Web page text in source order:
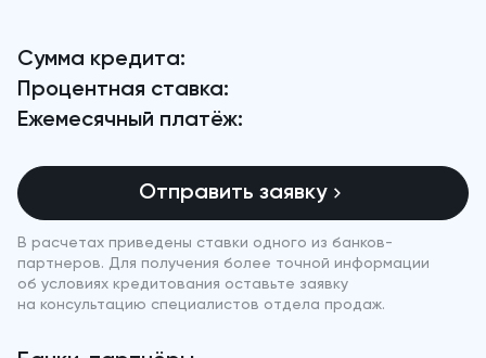
Сумма кредита:
Процентная ставка:
Ежемесячный платёж:
Отправить заявку
В расчетах приведены ставки одного из банков-
партнеров. Для получения более точной информации
об условиях кредитования оставьте заявку
на консультацию специалистов отдела продаж.